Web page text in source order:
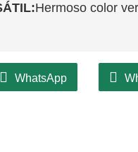
Hermoso color
WhatsApp